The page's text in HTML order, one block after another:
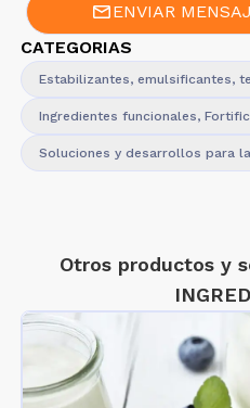
ENVIAR
CATEGORIAS
Estabilizantes, emulsificantes,
Ingredientes funcionales,
Soluciones y desarrollos para
Otros productos y